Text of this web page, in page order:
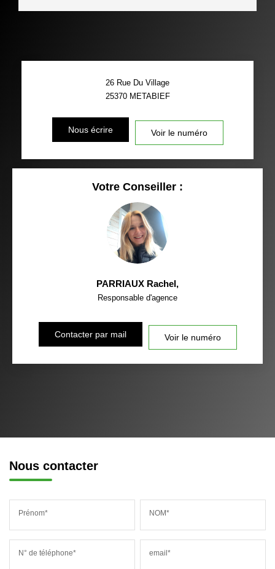
26 Rue Du Village
25370 METABIEF
Nous écrire Voir le numéro
Votre Conseiller :
PARRIAUX Rachel,
Responsable d'agence
Contacter par mail Voir le numéro
Nous contacter
Prénom* NOM*
N° de téléphone* email*